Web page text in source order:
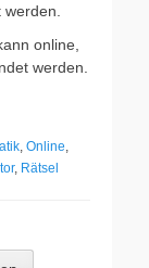
online,
werden.
, Online,
, Rätsel